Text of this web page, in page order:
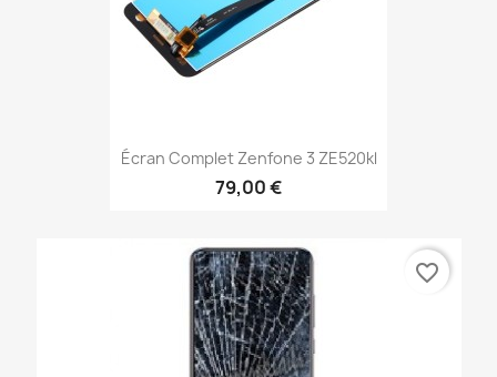
Écran Complet Zenfone 3 ZE520kl
79,00 €
favorite_border